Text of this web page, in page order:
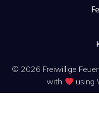
© 2026 Freiwillige
with
using